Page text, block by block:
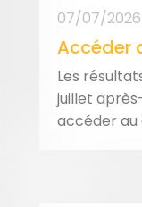
07/07/2026
Accéder
Les
juillet
accéder au